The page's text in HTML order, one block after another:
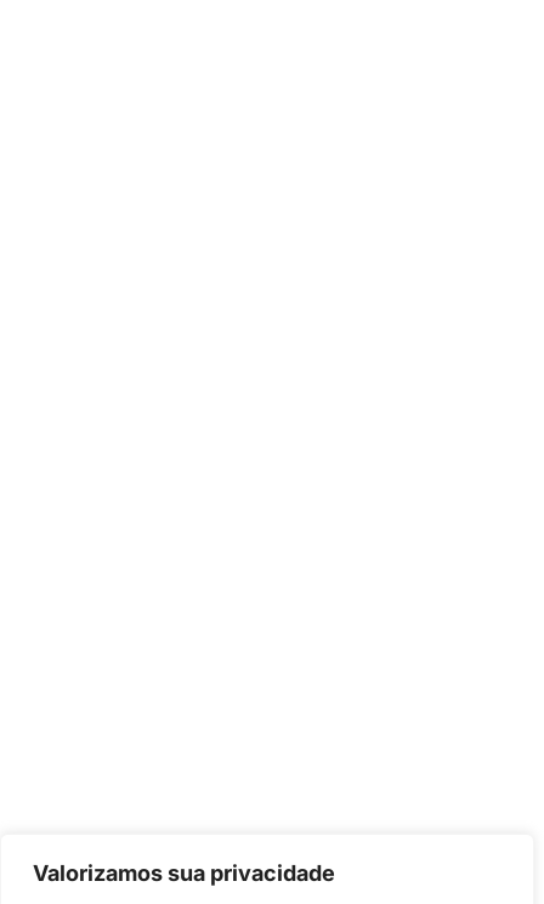
Valorizamos sua privacidade